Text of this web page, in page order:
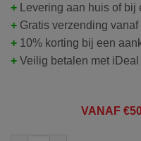
+
Levering aan huis of
+ Gratis verzending vanaf
+ 10% korting bij een
+ Veilig betalen met
VANAF